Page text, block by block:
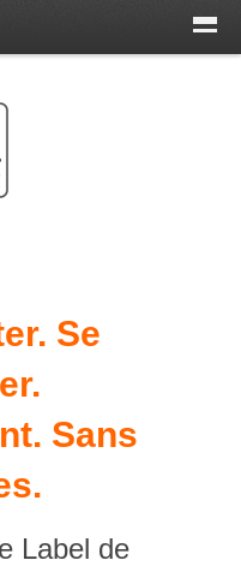
Se
Sans
Label de